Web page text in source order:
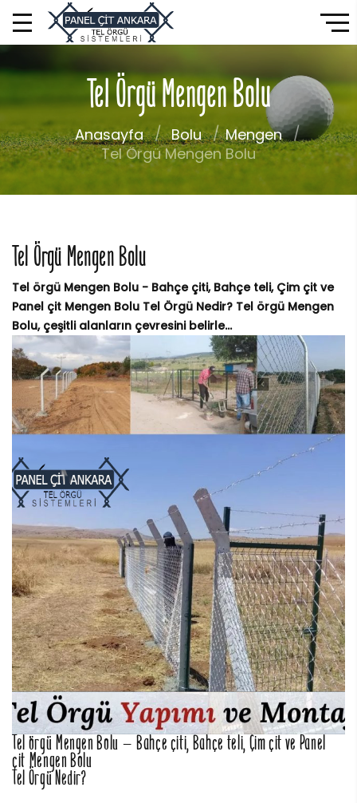
Tel Örgü Mengen Bolu
Anasayfa Bolu
Mengen
Tel Örgü Mengen Bolu
Tel Örgü Mengen Bolu
Tel örgü Mengen Bolu - Bahçe çiti, Bahçe teli, Çim çit ve
Panel çit Mengen Bolu Tel Örgü Nedir? Tel örgü Mengen
Bolu, çeşitli alanların çevresini belirle...
Tel örgü Mengen Bolu – Bahçe çiti, Bahçe teli, Çim çit ve Panel
çit Mengen Bolu
Tel Örgü Nedir?